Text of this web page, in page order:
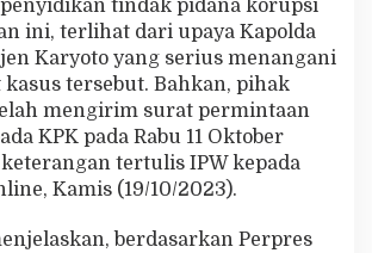
k
P
i
d
a
n
a
P
e
e
penyidikan tindak pidana korupsi
ini, terlihat dari upaya Kapolda
Karyoto yang serius menangani
kasus tersebut. Bahkan, pihak
mengirim surat permintaan
KPK pada Rabu 11 Oktober
keterangan tertulis IPW kepada
Kamis (19/10/2023).
berdasarkan Perpres